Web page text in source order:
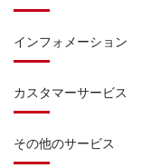
インフォメーション
カスタマーサービス
その他のサービス